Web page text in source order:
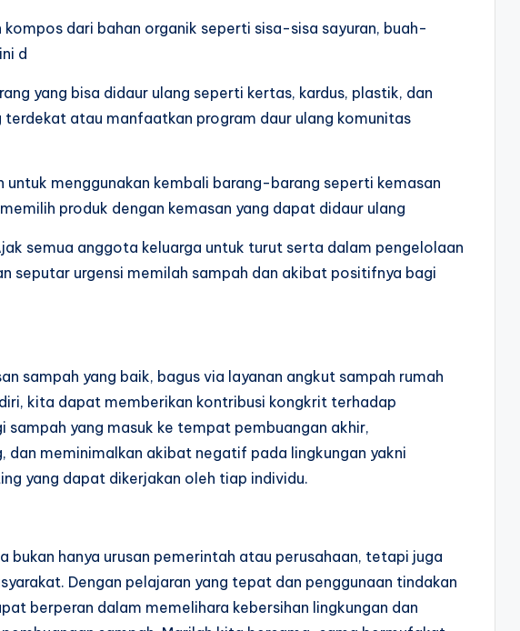
kompos dari bahan organik seperti sisa-sisa sayuran, buah-
d
yang bisa didaur ulang seperti kertas, kardus, plastik, dan
terdekat atau manfaatkan program daur ulang komunitas
untuk menggunakan kembali barang-barang seperti kemasan
produk dengan kemasan yang dapat didaur ulang
semua anggota keluarga untuk turut serta dalam pengelolaan
seputar urgensi memilah sampah dan akibat positifnya bagi
sampah yang baik, bagus via layanan angkut sampah rumah
kita dapat memberikan kontribusi kongkrit terhadap
sampah yang masuk ke tempat pembuangan akhir,
dan meminimalkan akibat negatif pada lingkungan yakni
yang dapat dikerjakan oleh tiap individu.
bukan hanya urusan pemerintah atau perusahaan, tetapi juga
Dengan pelajaran yang tepat dan penggunaan tindakan
berperan dalam memelihara kebersihan lingkungan dan